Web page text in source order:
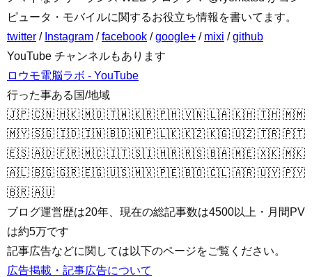
ピュータ・モバイルに関するお役立ち情報を書いてます。
twitter / Instagram /facebook /google+ / mixi /github
YouTube チャンネルもあります
ロウモ電脳ラボ - YouTube
行った事ある国/地域
🇯🇵 🇨🇳 🇭🇰 🇲🇴 🇹🇼 🇰🇷 🇵🇭 🇻🇳 🇱🇦 🇰🇭 🇹🇭 🇲🇲
🇲🇾 🇸🇬 🇮🇩 🇮🇳 🇧🇩 🇳🇵 🇱🇰 🇰🇿 🇰🇬 🇺🇿 🇹🇷 🇵🇹
🇪🇸 🇦🇩 🇫🇷 🇲🇨 🇮🇹 🇸🇮 🇭🇷 🇷🇸 🇧🇦 🇲🇪 🇽🇰 🇲🇰
🇦🇱 🇧🇬 🇬🇷 🇪🇬 🇺🇸 🇲🇽 🇵🇪 🇧🇴 🇨🇱 🇦🇷 🇺🇾 🇵🇾
🇧🇷 🇦🇺
ブログ運営歴は20年、現在の総記事数は4500以上・月間PV
は約5万です
記事広告などに関しては以下のページをご覧ください。
広告掲載・記事広告について